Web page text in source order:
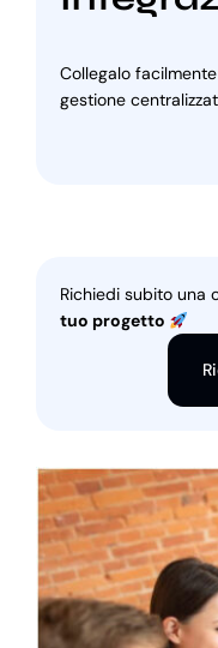
Collegalo
gestione
Richiedi subito una
tuo progetto